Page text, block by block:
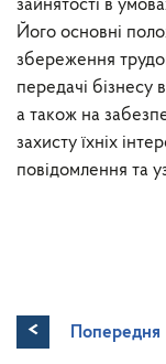
зайнятості в
Його основні
збереження
передачі бізнесу
а також на
захисту їхніх
повідомлення та
< Попередня